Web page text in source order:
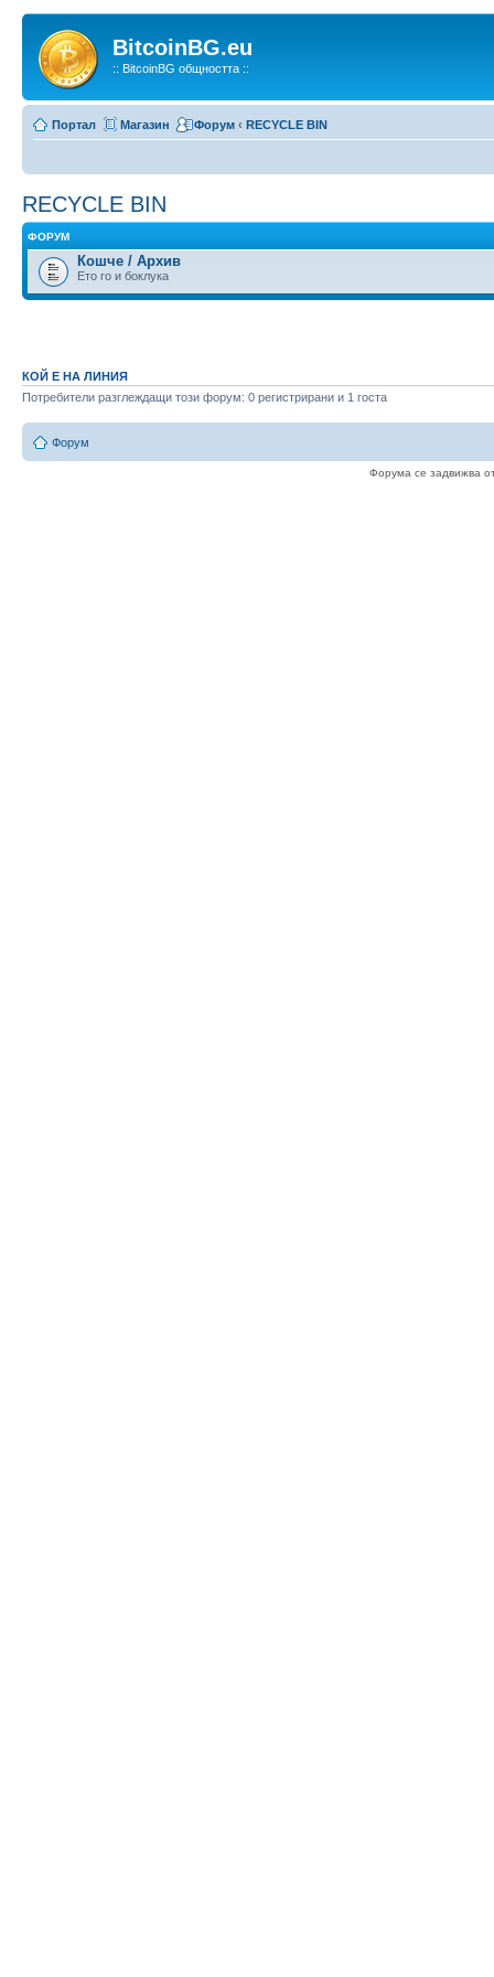
BitcoinBG.eu
:: BitcoinBG общността ::
Портал Магазин Форум ‹ RECYCLE BIN
RECYCLE BIN
ФОРУМ
Кошче / Архив
Ето го и боклука
КОЙ Е НА ЛИНИЯ
Потребители разглеждащи този форум: 0 регистрирани и 1 госта
Форум
Форума се задвижва